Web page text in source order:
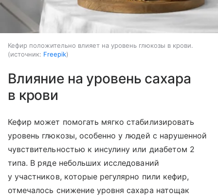
Кефир положительно влияет на уровень глюкозы в крови.
источник: Freepik
Влияние на уровень сахара
в крови
Кефир может помогать мягко стабилизировать
уровень глюкозы, особенно у людей с нарушенной
чувствительностью к инсулину или диабетом 2
типа. В ряде небольших исследований
у участников, которые регулярно пили кефир,
отмечалось снижение уровня сахара натощак